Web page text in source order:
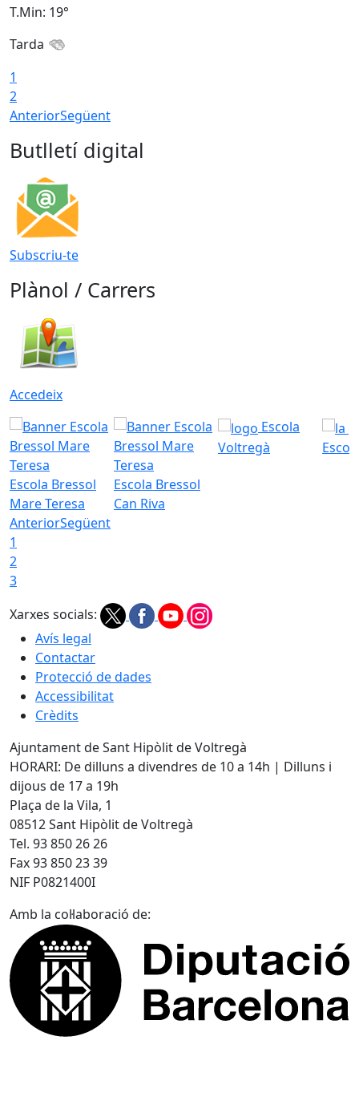
T.Min: 19°
Tarda
1
2
AnteriorSegüent
Butlletí digital
Subscriu-te
Plànol / Carrers
Accedeix
Escola Bressol
Mare Teresa
Escola Bressol
Can Riva
Escola
Voltregà
AnteriorSegüent
1
2
3
Xarxes socials:
Avís legal
Contactar
Protecció de dades
Accessibilitat
Crèdits
Ajuntament de Sant Hipòlit de Voltregà
HORARI: De dilluns a divendres de 10 a 14h | Dilluns i
dijous de 17 a 19h
Plaça de la Vila, 1
08512 Sant Hipòlit de Voltregà
Tel. 93 850 26 26
Fax 93 850 23 39
NIF P0821400I
Amb la col·laboració de: